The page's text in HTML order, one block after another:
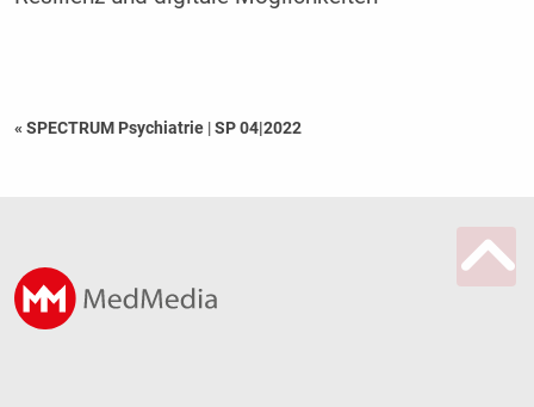
« SPECTRUM Psychiatrie |SP 04|2022